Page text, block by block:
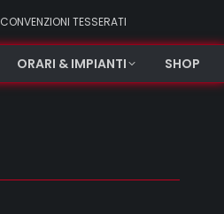
CONVENZIONI TESSERATI
ORARI & IMPIANTI SHOP